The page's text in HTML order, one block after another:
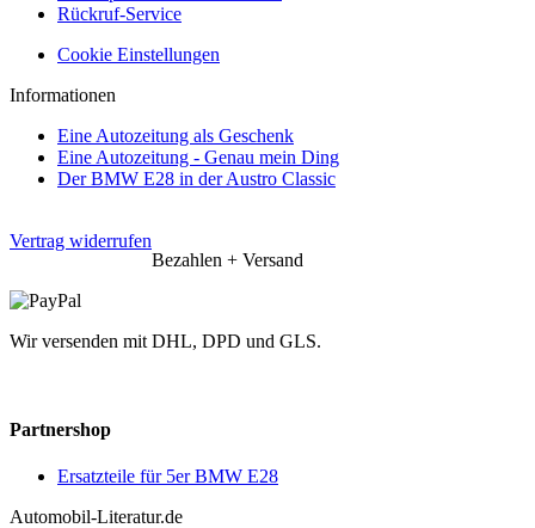
Rückruf-Service
Cookie Einstellungen
Informationen
Eine Autozeitung als Geschenk
Eine Autozeitung - Genau mein Ding
Der BMW E28 in der Austro Classic
Vertrag widerrufen
Bezahlen + Versand
Wir versenden mit DHL, DPD und GLS.
Partnershop
Ersatzteile für 5er BMW E28
Automobil-Literatur.de